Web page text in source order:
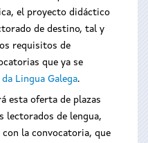
el proyecto didáctico
de destino, tal y
requisitos de
que ya se
Lingua Galega.
esta oferta de plazas
lectorados de lengua,
la convocatoria, que